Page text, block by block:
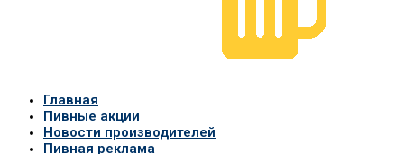
Главная
Пивные акции
Новости производителей
Пивная реклама